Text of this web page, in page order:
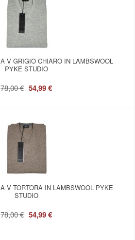
V GRIGIO CHIARO IN LAMBSWOOL
PYKE STUDIO
78,00 € 54,99 €
V TORTORA IN LAMBSWOOL PYKE
STUDIO
78,00 € 54,99 €